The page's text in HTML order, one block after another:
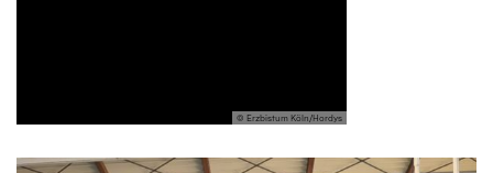
© Erzbistum Köln/Hordys